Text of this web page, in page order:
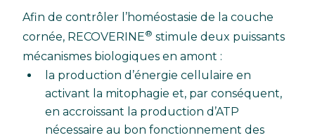
Afin de contrôler l’homéostasie de la couche
cornée, RECOVERINE® stimule deux puissants
mécanismes biologiques en amont :
la production d’énergie cellulaire en
activant la mitophagie et, par conséquent,
en accroissant la production d’ATP
nécessaire au bon fonctionnement des